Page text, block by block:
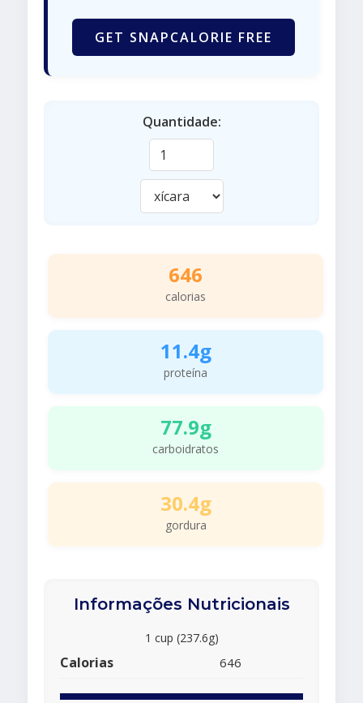
GET SNAPCALORIE FREE
Quantidade:
646
calorias
11.4g
proteína
77.9g
carboidratos
30.4g
gordura
Informações Nutricionais
1 cup (237.6g)
Calorias 646